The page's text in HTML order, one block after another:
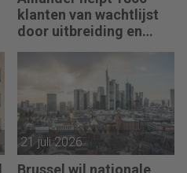
klanten van wachtlijst
door uitbreiding en
slimmer gebruik
21 juli 2026